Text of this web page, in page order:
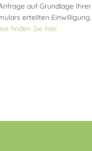
auf Grundlage
erteilten Einwilligung.
finden Sie hier.